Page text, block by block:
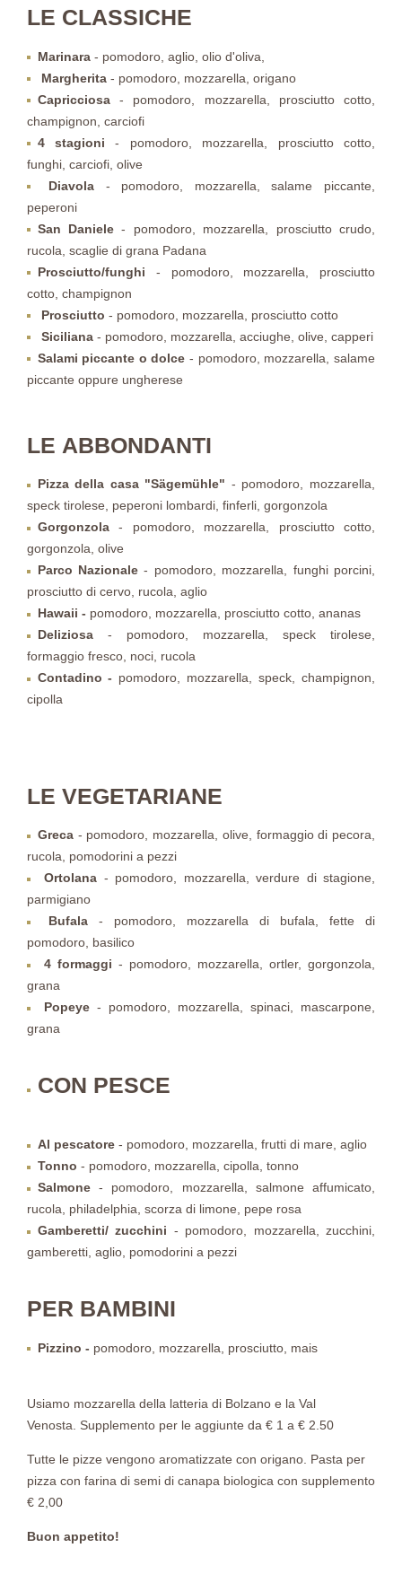
LE CLASSICHE
Marinara - pomodoro, aglio, olio d'oliva,
Margherita - pomodoro, mozzarella, origano
Capricciosa - pomodoro, mozzarella, prosciutto cotto,
champignon, carciofi
4 stagioni - pomodoro, mozzarella, prosciutto cotto,
funghi, carciofi, olive
Diavola - pomodoro, mozzarella, salame piccante,
peperoni
San Daniele - pomodoro, mozzarella, prosciutto crudo,
rucola, scaglie di grana Padana
Prosciutto/funghi - pomodoro, mozzarella, prosciutto
cotto, champignon
Prosciutto - pomodoro, mozzarella, prosciutto cotto
Siciliana - pomodoro, mozzarella, acciughe, olive, capperi
Salami piccante o dolce - pomodoro, mozzarella, salame
piccante oppure ungherese
LE ABBONDANTI
Pizza della casa "Sägemühle" - pomodoro, mozzarella,
speck tirolese, peperoni lombardi, finferli, gorgonzola
Gorgonzola - pomodoro, mozzarella, prosciutto cotto,
gorgonzola, olive
Parco Nazionale - pomodoro, mozzarella, funghi porcini,
prosciutto di cervo, rucola, aglio
Hawaii - pomodoro, mozzarella, prosciutto cotto, ananas
Deliziosa - pomodoro, mozzarella, speck tirolese,
formaggio fresco, noci, rucola
Contadino - pomodoro, mozzarella, speck, champignon,
cipolla
LE VEGETARIANE
Greca - pomodoro, mozzarella, olive, formaggio di pecora,
rucola, pomodorini a pezzi
Ortolana - pomodoro, mozzarella, verdure di stagione,
parmigiano
Bufala - pomodoro, mozzarella di bufala, fette di
pomodoro, basilico
4 formaggi - pomodoro, mozzarella, ortler, gorgonzola,
grana
Popeye - pomodoro, mozzarella, spinaci, mascarpone,
grana
CON PESCE
Al pescatore - pomodoro, mozzarella, frutti di mare, aglio
Tonno - pomodoro, mozzarella, cipolla, tonno
Salmone - pomodoro, mozzarella, salmone affumicato,
rucola, philadelphia, scorza di limone, pepe rosa
Gamberetti/ zucchini - pomodoro, mozzarella, zucchini,
gamberetti, aglio, pomodorini a pezzi
PER BAMBINI
Pizzino - pomodoro, mozzarella, prosciutto, mais
Usiamo mozzarella della latteria di Bolzano e la Val
Venosta. Supplemento per le aggiunte da € 1 a € 2.50
Tutte le pizze vengono aromatizzate con origano. Pasta per
pizza con farina di semi di canapa biologica con supplemento
€ 2,00
Buon appetito!